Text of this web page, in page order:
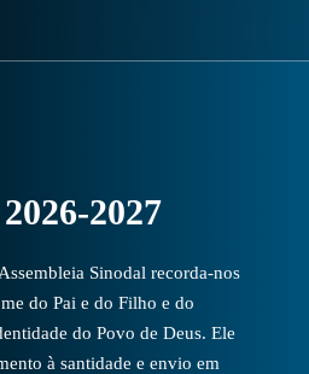
2027
Sinodal recorda-nos
do Pai e do Filho e do
do Povo de Deus. Ele
à santidade e envio em